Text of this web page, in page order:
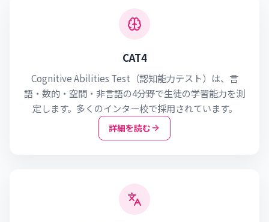
CAT4
Cognitive Abilities Test（認知能力テスト）は、言
語・数的・空間・非言語の4分野で生徒の学習能力を測
定します。多くのインター校で採用されています。
詳細を読む